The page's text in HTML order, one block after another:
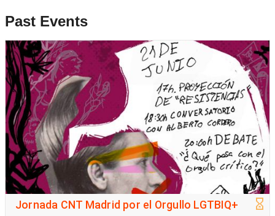
Past Events
Jornada CNT Madrid por el Orgullo LGTBIQ+